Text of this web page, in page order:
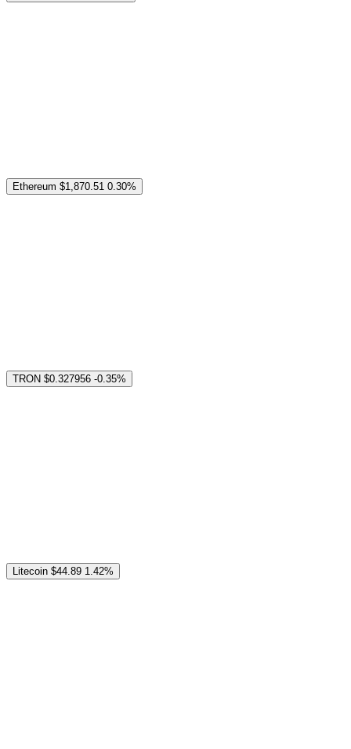
Ethereum $1,870.51 0.30%
TRON $0.327956 -0.35%
Litecoin $44.89 1.42%